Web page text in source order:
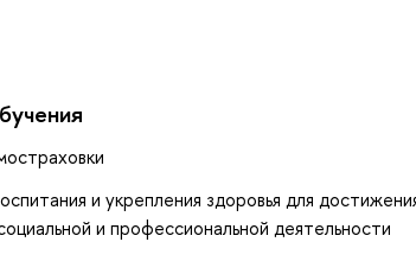
и укрепления здоровья для
и профессиональной деятельности